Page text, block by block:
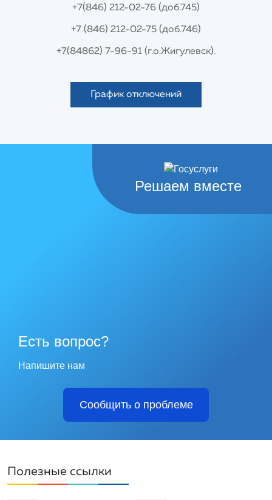
+7(846) 212-02-76 (доб.745)
+7 (846) 212-02-75 (доб.746)
+7(84862) 7-96-91 (г.о.Жигулевск).
График отключений
Решаем вместе
Есть вопрос?
Напишите нам
Сообщить о проблеме
Полезные ссылки